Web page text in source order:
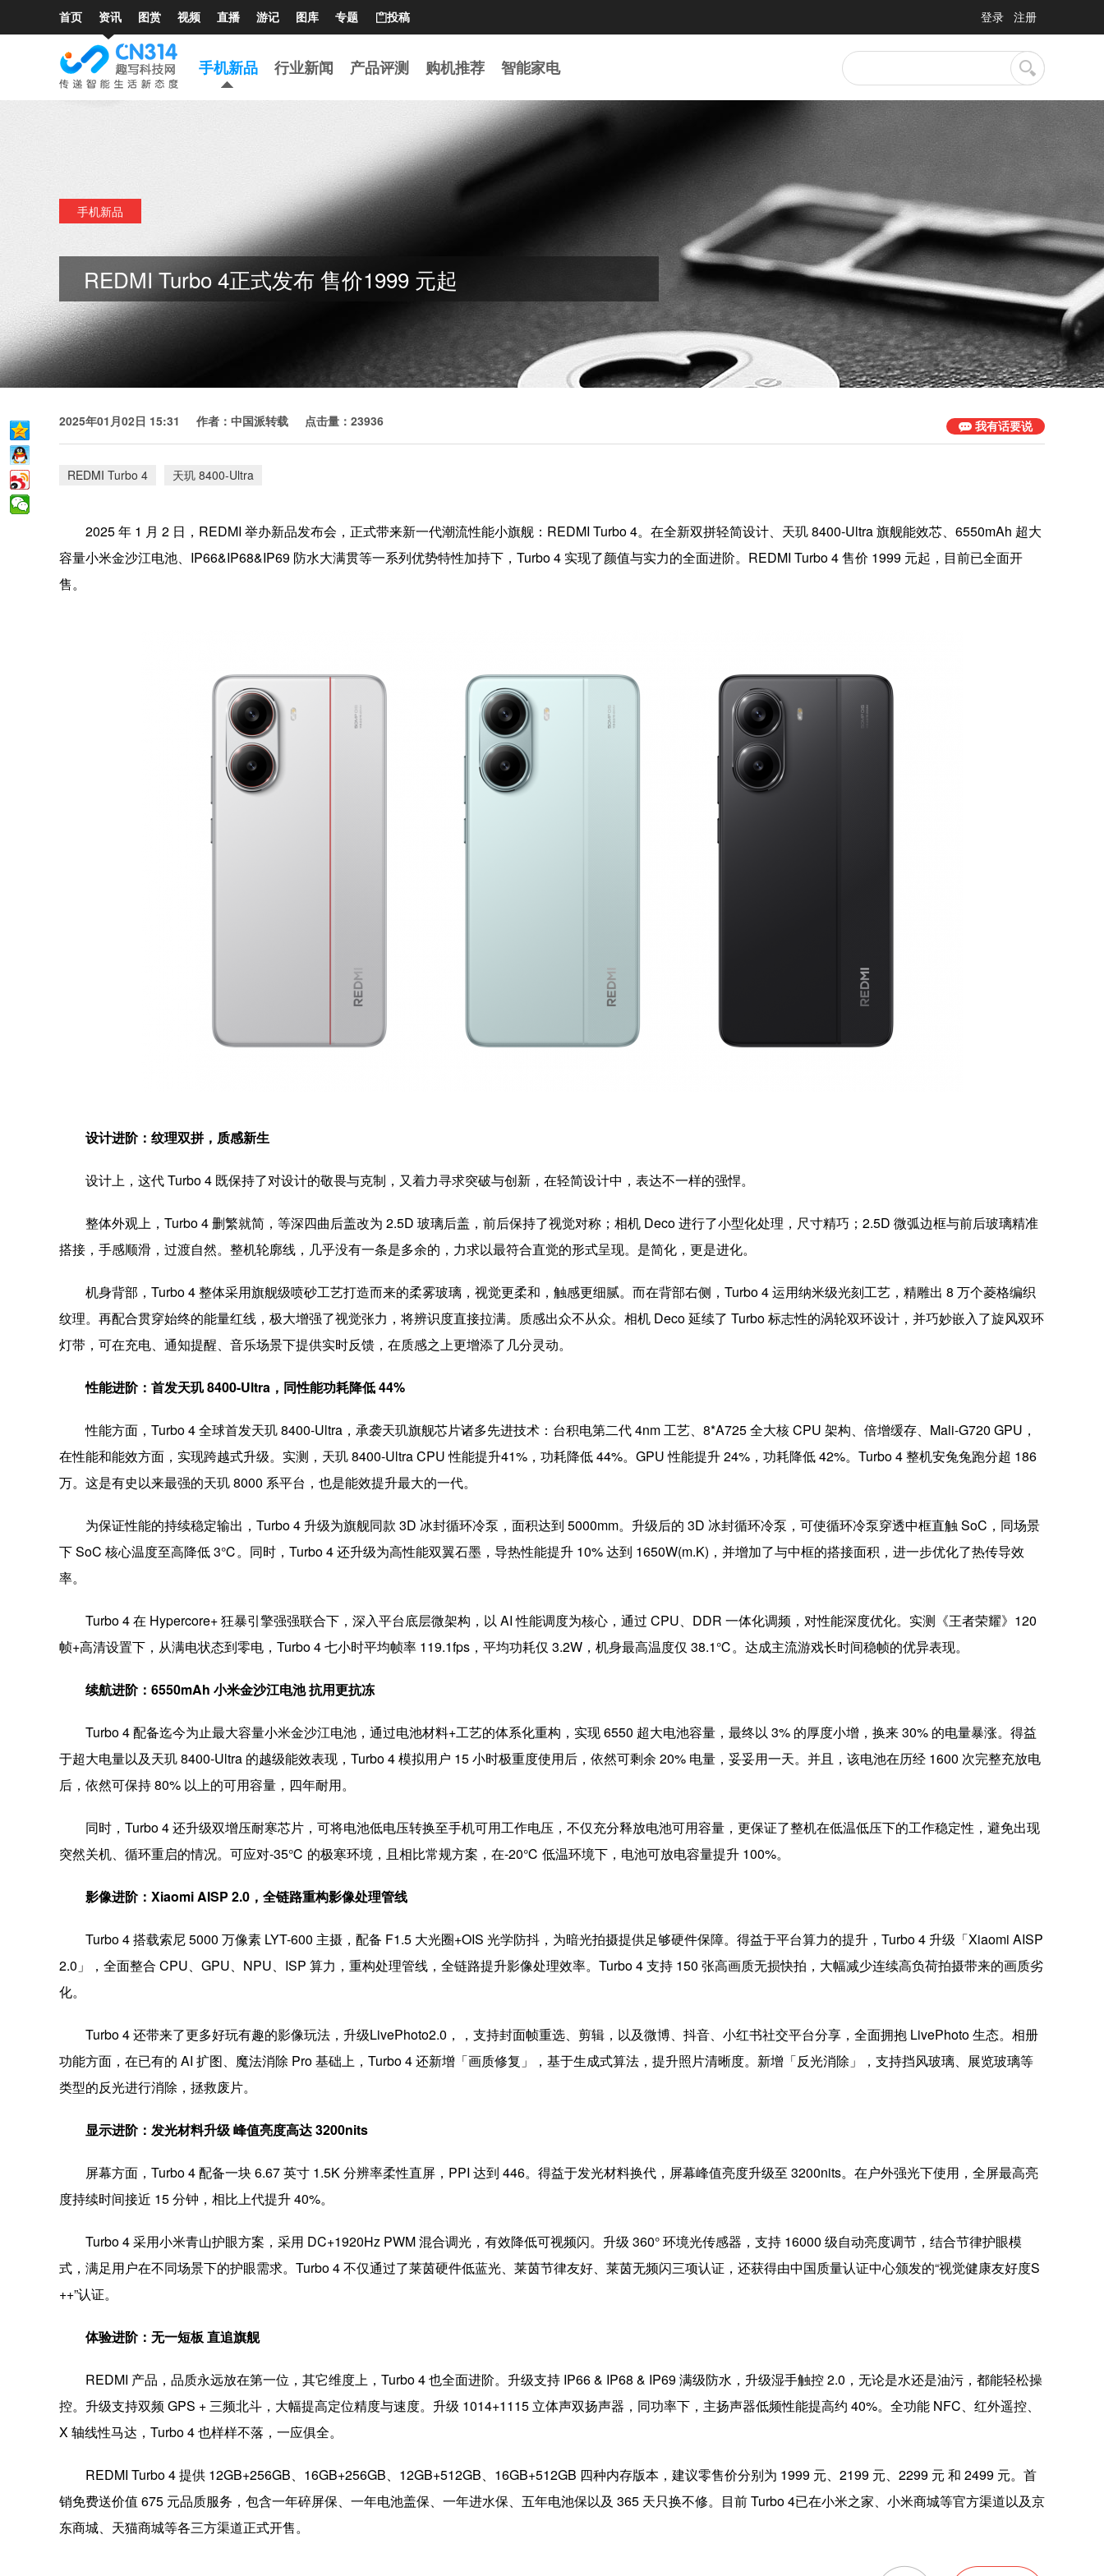
首页 资讯 图赏 视频 直播 游记 图库 专题 投稿 登录 注册
手机新品 行业新闻 产品评测 购机推荐 智能家电
手机新品
REDMI Turbo 4正式发布 售价1999 元起
2025年01月02日 15:31 作者：中国派转载 点击量：23936 我有话要说
REDMI Turbo 4 天玑 8400-Ultra
2025 年 1 月 2 日，REDMI 举办新品发布会，正式带来新一代潮流性能小旗舰：REDMI Turbo 4。在全新双拼轻简设计、天玑 8400-Ultra 旗舰能效芯、6550mAh 超大
容量小米金沙江电池、IP66&IP68&IP69 防水大满贯等一系列优势特性加持下，Turbo 4 实现了颜值与实力的全面进阶。REDMI Turbo 4 售价 1999 元起，目前已全面开
售。
设计进阶：纹理双拼，质感新生
设计上，这代 Turbo 4 既保持了对设计的敬畏与克制，又着力寻求突破与创新，在轻简设计中，表达不一样的强悍。
整体外观上，Turbo 4 删繁就简，等深四曲后盖改为 2.5D 玻璃后盖，前后保持了视觉对称；相机 Deco 进行了小型化处理，尺寸精巧；2.5D 微弧边框与前后玻璃精准
搭接，手感顺滑，过渡自然。整机轮廓线，几乎没有一条是多余的，力求以最符合直觉的形式呈现。是简化，更是进化。
机身背部，Turbo 4 整体采用旗舰级喷砂工艺打造而来的柔雾玻璃，视觉更柔和，触感更细腻。而在背部右侧，Turbo 4 运用纳米级光刻工艺，精雕出 8 万个菱格编织
纹理。再配合贯穿始终的能量红线，极大增强了视觉张力，将辨识度直接拉满。质感出众不从众。相机 Deco 延续了 Turbo 标志性的涡轮双环设计，并巧妙嵌入了旋风双环
灯带，可在充电、通知提醒、音乐场景下提供实时反馈，在质感之上更增添了几分灵动。
性能进阶：首发天玑 8400-Ultra，同性能功耗降低 44%
性能方面，Turbo 4 全球首发天玑 8400-Ultra，承袭天玑旗舰芯片诸多先进技术：台积电第二代 4nm 工艺、8*A725 全大核 CPU 架构、倍增缓存、Mali-G720 GPU，
在性能和能效方面，实现跨越式升级。实测，天玑 8400-Ultra CPU 性能提升41%，功耗降低 44%。GPU 性能提升 24%，功耗降低 42%。Turbo 4 整机安兔兔跑分超 186
万。这是有史以来最强的天玑 8000 系平台，也是能效提升最大的一代。
为保证性能的持续稳定输出，Turbo 4 升级为旗舰同款 3D 冰封循环冷泵，面积达到 5000mm。升级后的 3D 冰封循环冷泵，可使循环冷泵穿透中框直触 SoC，同场景
下 SoC 核心温度至高降低 3℃。同时，Turbo 4 还升级为高性能双翼石墨，导热性能提升 10% 达到 1650W(m.K)，并增加了与中框的搭接面积，进一步优化了热传导效
率。
Turbo 4 在 Hypercore+ 狂暴引擎强强联合下，深入平台底层微架构，以 AI 性能调度为核心，通过 CPU、DDR 一体化调频，对性能深度优化。实测《王者荣耀》120
帧+高清设置下，从满电状态到零电，Turbo 4 七小时平均帧率 119.1fps，平均功耗仅 3.2W，机身最高温度仅 38.1℃。达成主流游戏长时间稳帧的优异表现。
续航进阶：6550mAh 小米金沙江电池 抗用更抗冻
Turbo 4 配备迄今为止最大容量小米金沙江电池，通过电池材料+工艺的体系化重构，实现 6550 超大电池容量，最终以 3% 的厚度小增，换来 30% 的电量暴涨。得益
于超大电量以及天玑 8400-Ultra 的越级能效表现，Turbo 4 模拟用户 15 小时极重度使用后，依然可剩余 20% 电量，妥妥用一天。并且，该电池在历经 1600 次完整充放电
后，依然可保持 80% 以上的可用容量，四年耐用。
同时，Turbo 4 还升级双增压耐寒芯片，可将电池低电压转换至手机可用工作电压，不仅充分释放电池可用容量，更保证了整机在低温低压下的工作稳定性，避免出现
突然关机、循环重启的情况。可应对-35℃ 的极寒环境，且相比常规方案，在-20℃ 低温环境下，电池可放电容量提升 100%。
影像进阶：Xiaomi AISP 2.0，全链路重构影像处理管线
Turbo 4 搭载索尼 5000 万像素 LYT-600 主摄，配备 F1.5 大光圈+OIS 光学防抖，为暗光拍摄提供足够硬件保障。得益于平台算力的提升，Turbo 4 升级「Xiaomi AISP
2.0」，全面整合 CPU、GPU、NPU、ISP 算力，重构处理管线，全链路提升影像处理效率。Turbo 4 支持 150 张高画质无损快拍，大幅减少连续高负荷拍摄带来的画质劣
化。
Turbo 4 还带来了更多好玩有趣的影像玩法，升级LivePhoto2.0，，支持封面帧重选、剪辑，以及微博、抖音、小红书社交平台分享，全面拥抱 LivePhoto 生态。相册
功能方面，在已有的 AI 扩图、魔法消除 Pro 基础上，Turbo 4 还新增「画质修复」，基于生成式算法，提升照片清晰度。新增「反光消除」，支持挡风玻璃、展览玻璃等
类型的反光进行消除，拯救废片。
显示进阶：发光材料升级 峰值亮度高达 3200nits
屏幕方面，Turbo 4 配备一块 6.67 英寸 1.5K 分辨率柔性直屏，PPI 达到 446。得益于发光材料换代，屏幕峰值亮度升级至 3200nits。在户外强光下使用，全屏最高亮
度持续时间接近 15 分钟，相比上代提升 40%。
Turbo 4 采用小米青山护眼方案，采用 DC+1920Hz PWM 混合调光，有效降低可视频闪。升级 360° 环境光传感器，支持 16000 级自动亮度调节，结合节律护眼模
式，满足用户在不同场景下的护眼需求。Turbo 4 不仅通过了莱茵硬件低蓝光、莱茵节律友好、莱茵无频闪三项认证，还获得由中国质量认证中心颁发的“视觉健康友好度S
++”认证。
体验进阶：无一短板 直追旗舰
REDMI 产品，品质永远放在第一位，其它维度上，Turbo 4 也全面进阶。升级支持 IP66 & IP68 & IP69 满级防水，升级湿手触控 2.0，无论是水还是油污，都能轻松操
控。升级支持双频 GPS + 三频北斗，大幅提高定位精度与速度。升级 1014+1115 立体声双扬声器，同功率下，主扬声器低频性能提高约 40%。全功能 NFC、红外遥控、
X 轴线性马达，Turbo 4 也样样不落，一应俱全。
REDMI Turbo 4 提供 12GB+256GB、16GB+256GB、12GB+512GB、16GB+512GB 四种内存版本，建议零售价分别为 1999 元、2199 元、2299 元 和 2499 元。首
销免费送价值 675 元品质服务，包含一年碎屏保、一年电池盖保、一年进水保、五年电池保以及 365 天只换不修。目前 Turbo 4已在小米之家、小米商城等官方渠道以及京
东商城、天猫商城等各三方渠道正式开售。